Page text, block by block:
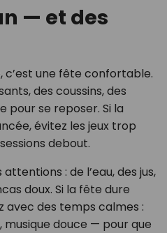
— et des
c’est une fête confortable.
des coussins, des
pour se reposer. Si la
évitez les jeux trop
debout.
: de l’eau, des jus,
doux. Si la fête dure
avec des temps calmes :
musique douce — pour que